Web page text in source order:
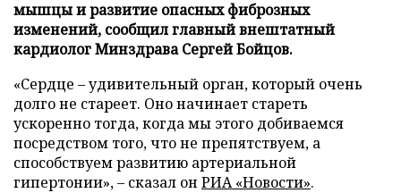
мышцы и развитие опасных фиброзных
изменений, сообщил главный внештатный
кардиолог Минздрава Сергей Бойцов.
«Сердце – удивительный орган, который очень
долго не стареет. Оно начинает стареть
ускоренно тогда, когда мы этого добиваемся
посредством того, что не препятствуем, а
способствуем развитию артериальной
гипертонии», – сказал он РИА «Новости».